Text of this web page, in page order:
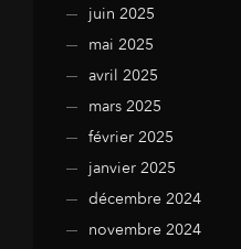
juin 2025
mai 2025
avril 2025
mars 2025
février 2025
janvier 2025
décembre 2024
novembre 2024